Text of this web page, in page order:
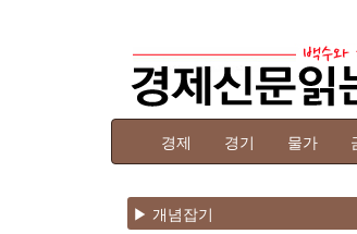
경제 경기 물가
▶ 개념잡기